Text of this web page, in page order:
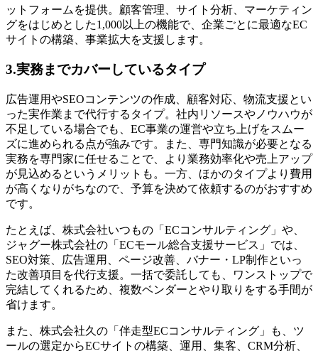
ットフォームを提供。顧客管理、サイト分析、マーケティン
グをはじめとした1,000以上の機能で、企業ごとに最適なEC
サイトの構築、事業拡大を支援します。
3.実務までカバーしているタイプ
広告運用やSEOコンテンツの作成、顧客対応、物流支援とい
った実作業まで代行するタイプ。社内リソースやノウハウが
不足している場合でも、EC事業の運営や立ち上げをスムー
ズに進められる点が強みです。また、専門知識が必要となる
実務を専門家に任せることで、より業務効率化や売上アップ
が見込めるというメリットも。一方、ほかのタイプより費用
が高くなりがちなので、予算を決めて依頼するのがおすすめ
です。
たとえば、株式会社いつもの「ECコンサルティング」や、
ジャグー株式会社の「ECモール総合支援サービス」では、
SEO対策、広告運用、ページ改善、バナー・LP制作といっ
た改善項目を代行支援。一括で委託しても、ワンストップで
完結してくれるため、複数ベンダーとやり取りをする手間が
省けます。
また、株式会社久の「伴走型ECコンサルティング」も、ツ
ールの選定からECサイトの構築、運用、集客、CRM分析、